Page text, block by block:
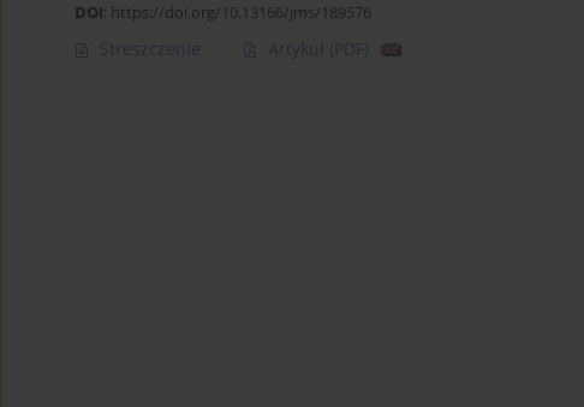
DOI: https://doi.org/10.13166/jms/189576
Streszczenie Artykuł (PDF)